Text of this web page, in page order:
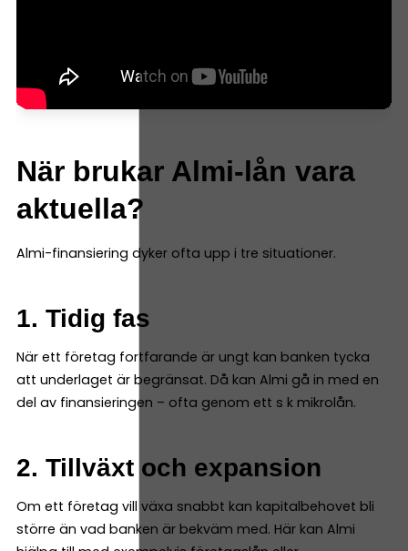
När brukar Almi-lån vara
aktuella?
Almi-finansiering dyker ofta upp i tre situationer.
1. Tidig fas
När ett företag fortfarande är ungt kan banken tycka
att underlaget är begränsat. Då kan Almi gå in med en
del av finansieringen – ofta genom ett s k mikrolån.
2. Tillväxt och expansion
Om ett företag vill växa snabbt kan kapitalbehovet bli
större än vad banken är bekväm med. Här kan Almi